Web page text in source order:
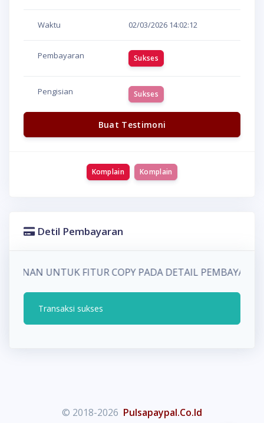
Waktu 02/03/2026 14:02:12
Pembayaran Sukses
Pengisian Sukses
Buat Testimoni
Komplain Komplain
Detil Pembayaran
KANAN UNTUK FITUR COPY PADA DETAIL
Transaksi sukses
© 2018-2026 Pulsapaypal.Co.Id